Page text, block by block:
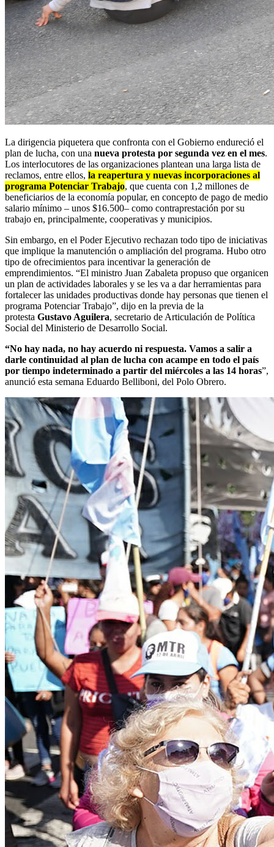
La dirigencia piquetera que confronta con el Gobierno endureció el
plan de lucha, con una nueva protesta por segunda vez en el mes.
Los interlocutores de las organizaciones plantean una larga lista de
reclamos, entre ellos, la reapertura y nuevas incorporaciones al
programa Potenciar Trabajo, que cuenta con 1,2 millones de
beneficiarios de la economía popular, en concepto de pago de medio
salario mínimo – unos $16.500– como contraprestación por su
trabajo en, principalmente, cooperativas y municipios.
Sin embargo, en el Poder Ejecutivo rechazan todo tipo de iniciativas
que implique la manutención o ampliación del programa. Hubo otro
tipo de ofrecimientos para incentivar la generación de
emprendimientos. “El ministro Juan Zabaleta propuso que organicen
un plan de actividades laborales y se les va a dar herramientas para
fortalecer las unidades productivas donde hay personas que tienen el
programa Potenciar Trabajo”, dijo en la previa de la
protesta Gustavo Aguilera, secretario de Articulación de Política
Social del Ministerio de Desarrollo Social.
“No hay nada, no hay acuerdo ni respuesta. Vamos a salir a
darle continuidad al plan de lucha con acampe en todo el país
por tiempo indeterminado a partir del miércoles a las 14 horas”,
anunció esta semana Eduardo Belliboni, del Polo Obrero.